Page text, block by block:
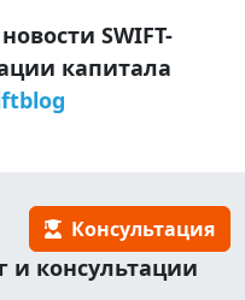
SWIFT-
капитала
Консультация
и консультации